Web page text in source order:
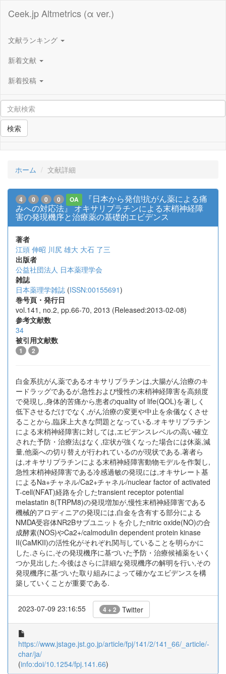
Ceek.jp Altmetrics (α ver.)
文献ランキング
新着文献
新着投稿
検索
ホーム 文献詳細
4 0 0 0 OA
『日本から発信!抗がん薬による痛
みへの対応法』 オキサリプラチンによる末梢神経障
害の発現機序と治療薬の基礎的エビデンス
著者
江頭 伸昭 川尻 雄大 大石 了三
出版者
公益社団法人 日本薬理学会
雑誌
日本薬理学雑誌 (ISSN:00155691)
巻号頁・発行日
vol.141, no.2, pp.66-70, 2013 (Released:2013-02-08)
参考文献数
34
被引用文献数
1 2
白金系抗がん薬であるオキサリプラチンは,大腸がん治療のキ
ードラッグであるが,急性および慢性の末梢神経障害を高頻度
で発現し,身体的苦痛から患者のquality of life(QOL)を著しく
低下させるだけでなく,がん治療の変更や中止を余儀なくさせ
ることから,臨床上大きな問題となっている.オキサリプラチン
による末梢神経障害に対しては,エビデンスレベルの高い確立
された予防・治療法はなく,症状が強くなった場合には休薬,減
量,他薬への切り替えが行われているのが現状である.著者ら
は,オキサリプラチンによる末梢神経障害動物モデルを作製し,
急性末梢神経障害である冷感過敏の発現には,オキサレート基
によるNa+チャネル/Ca2+チャネル/nuclear factor of activated
T-cell(NFAT)経路を介したtransient receptor potential
melastatin 8(TRPM8)の発現増加が,慢性末梢神経障害である
機械的アロディニアの発現には,白金を含有する部分による
NMDA受容体NR2Bサブユニットを介したnitric oxide(NO)の合
成酵素(NOS)やCa2+/calmodulin dependent protein kinase
II(CaMKII)の活性化がそれぞれ関与していることを明らかに
した.さらに,その発現機序に基づいた予防・治療候補薬をいく
つか見出した.今後はさらに詳細な発現機序の解明を行い,その
発現機序に基づいた取り組みによって確かなエビデンスを構
築していくことが重要である.
2023-07-09 23:16:55 4 + 2 Twitter
https://www.jstage.jst.go.jp/article/fpj/141/2/141_66/_article/-
char/ja/
(info:doi/10.1254/fpj.141.66)